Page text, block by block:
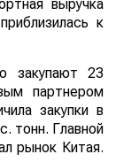
выручка
к
закупают 23
партнером
закупки в
тонн. Главной
рынок Китая.